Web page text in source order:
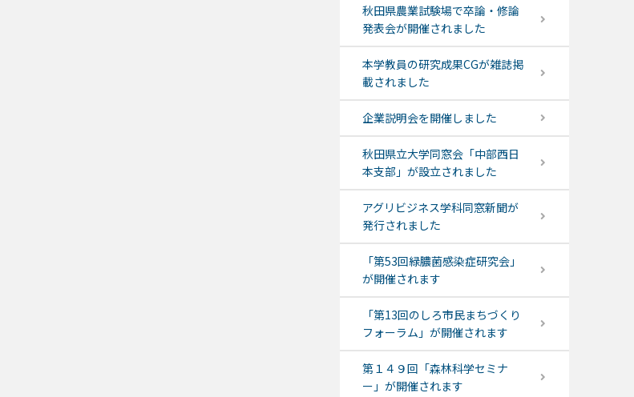
秋田県農業試験場で卒論・修論
発表会が開催されました
本学教員の研究成果CGが雑誌掲
載されました
企業説明会を開催しました
秋田県立大学同窓会「中部西日
本支部」が設立されました
アグリビジネス学科同窓新聞が
発行されました
「第53回緑膿菌感染症研究会」
が開催されます
「第13回のしろ市民まちづくり
フォーラム」が開催されます
第１４９回「森林科学セミナ
ー」が開催されます